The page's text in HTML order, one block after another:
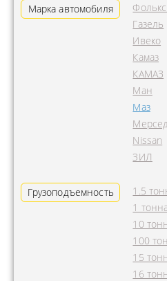
Марка автомобиля
Газель
Ивеко
Камаз
КАМАЗ
Ман
Маз
Nissan
ЗИЛ
Грузоподъемность
1.5
1 тонна
10
100
15
16